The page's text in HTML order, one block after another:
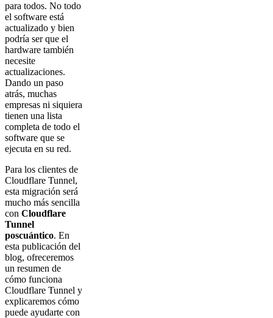
para todos. No todo
el software está
actualizado y bien
podría ser que el
hardware también
necesite
actualizaciones.
Dando un paso
atrás, muchas
empresas ni siquiera
tienen una lista
completa de todo el
software que se
ejecuta en su red.
Para los clientes de
Cloudflare Tunnel,
esta migración será
mucho más sencilla
con Cloudflare
Tunnel
poscuántico. En
esta publicación del
blog, ofreceremos
un resumen de
cómo funciona
Cloudflare Tunnel y
explicaremos cómo
puede ayudarte con